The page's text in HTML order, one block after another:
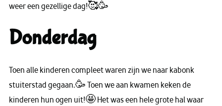
weer een gezellige dag!🥰🥳
Donderdag
Toen alle kinderen compleet waren zijn we naar kabonk
stuiterstad gegaan.🥳 Toen we aan kwamen keken de
kinderen hun ogen uit!🤩 Het was een hele grote hal waar